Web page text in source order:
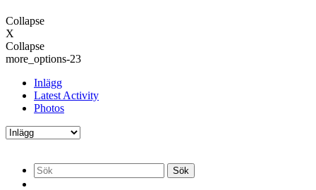
Collapse
X
Collapse
more_options-23
Inlägg
Latest Activity
Photos
Sök